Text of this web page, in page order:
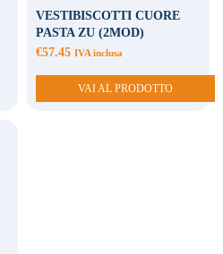
VESTIBISCOTTI CUORE
PASTA ZU (2MOD)
€57.45 IVA inclusa
VAI AL PRODOTTO